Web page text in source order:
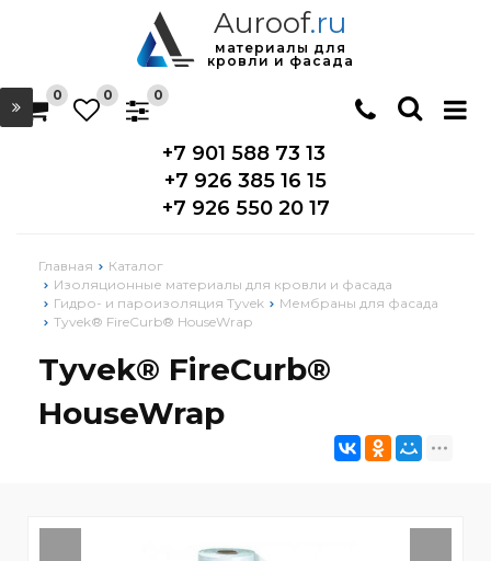
Auroof.ru
материалы для
кровли и фасада
+7 901 588 73 13
+7 926 385 16 15
+7 926 550 20 17
0 0 0
Главная
Каталог
Изоляционные материалы для кровли и фасада
Гидро- и пароизоляция Tyvek
Мембраны для фасада
Tyvek® FireCurb® HouseWrap
Tyvek® FireCurb®
HouseWrap